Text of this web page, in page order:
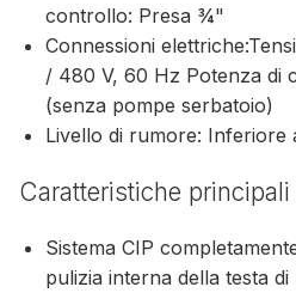
controllo: Presa ¾"
Connessioni
/ 480 V, 60 Hz Potenza di
(senza pompe serbatoio)
Livello di rumore: Inferiore
Caratteristiche principali
Sistema CIP
pulizia interna della testa